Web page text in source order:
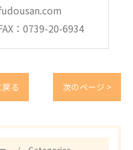
：0739-20-6934
る 次のページ >